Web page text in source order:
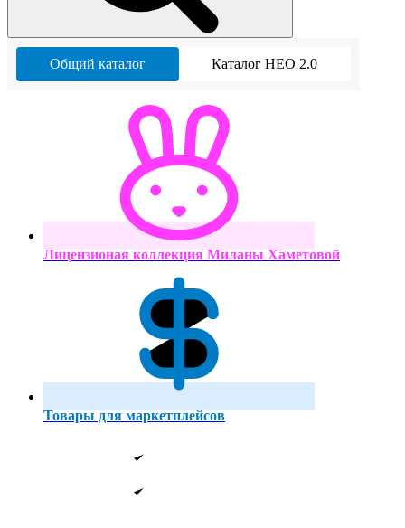
Общий каталог Каталог НЕО 2.0
Лицензионая коллекция Миланы Хаметовой
Товары для маркетплейсов